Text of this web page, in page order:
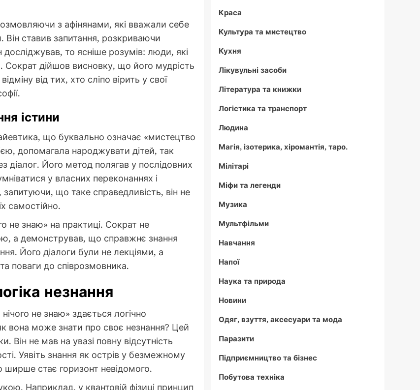
з афінянами, які вважали себе
ставив запитання, розкриваючи
досліджував, то ясніше розумів: люди, які
дійшов висновку, що його мудрість
від тих, хто сліпо вірить у свої
істини
що буквально означає «мистецтво
допомагала народжувати дітей, так
діалог. Його метод полягав у послідовних
у власних переконаннях і
що таке справедливість, він не
самостійно.
не знаю» на практиці. Сократ не
а демонстрував, що справжнє знання
Його діалоги були не лекціями, а
поваги до співрозмовника.
незнання
не знаю» здається логічно
вона може знати про своє незнання? Цей
Він не мав на увазі повну відсутність
Уявіть знання як острів у безмежному
ширше стає горизонт невідомого.
Наприклад, у квантовій фізиці принцип
Краса
Культура та мистецтво
Кухня
Лікувульні засоби
Література та книжки
Логістика та транспорт
Людина
Магія, ізотерика, хіромантія, таро.
Мілітарі
Міфи та легенди
Музика
Мультфільми
Навчання
Напої
Наука та природа
Новини
Одяг, взуття, аксесуари та мода
Паразити
Підприємництво та бізнес
Побутова техніка